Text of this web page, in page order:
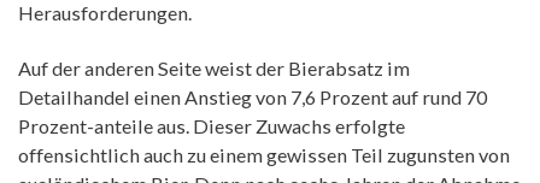
Herausforderungen.
Auf der anderen Seite weist der Bierabsatz im
Detailhandel einen Anstieg von 7,6 Prozent auf rund 70
Prozent-anteile aus. Dieser Zuwachs erfolgte
offensichtlich auch zu einem gewissen Teil zugunsten von